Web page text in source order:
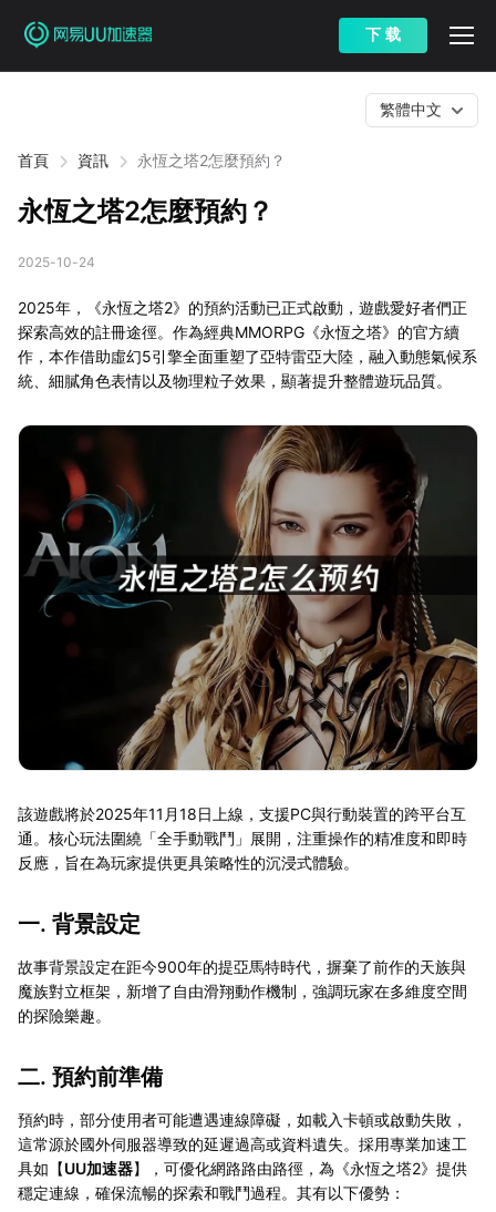
下 载
首頁 資訊 永恆之塔2怎麼預約？
繁體中文
永恆之塔2怎麼預約？
2025-10-24
2025年，《永恆之塔2》的預約活動已正式啟動，遊戲愛好者們正
探索高效的註冊途徑。作為經典MMORPG《永恆之塔》的官方續
作，本作借助虛幻5引擎全面重塑了亞特雷亞大陸，融入動態氣候系
統、細膩角色表情以及物理粒子效果，顯著提升整體遊玩品質。
該遊戲將於2025年11月18日上線，支援PC與行動裝置的跨平台互
通。核心玩法圍繞「全手動戰鬥」展開，注重操作的精准度和即時
反應，旨在為玩家提供更具策略性的沉浸式體驗。
一. 背景設定
故事背景設定在距今900年的提亞馬特時代，摒棄了前作的天族與
魔族對立框架，新增了自由滑翔動作機制，強調玩家在多維度空間
的探險樂趣。
二. 預約前準備
預約時，部分使用者可能遭遇連線障礙，如載入卡頓或啟動失敗，
這常源於國外伺服器導致的延遲過高或資料遺失。採用專業加速工
具如【UU加速器】，可優化網路路由路徑，為《永恆之塔2》提供
穩定連線，確保流暢的探索和戰鬥過程。其有以下優勢：